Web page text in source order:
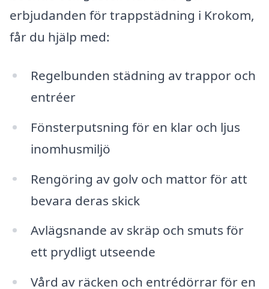
erbjudanden för trappstädning i Krokom,
får du hjälp med:
Regelbunden städning av trappor och
entréer
Fönsterputsning för en klar och ljus
inomhusmiljö
Rengöring av golv och mattor för att
bevara deras skick
Avlägsnande av skräp och smuts för
ett prydligt utseende
Vård av räcken och entrédörrar för en